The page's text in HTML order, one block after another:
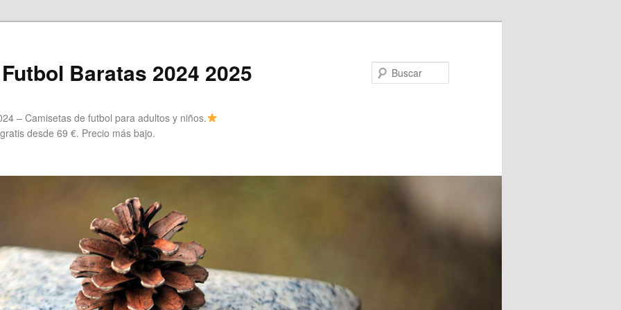
Baratas 2024 2025
– Camisetas de futbol para adultos y niños.
desde 69 €. Precio más bajo.